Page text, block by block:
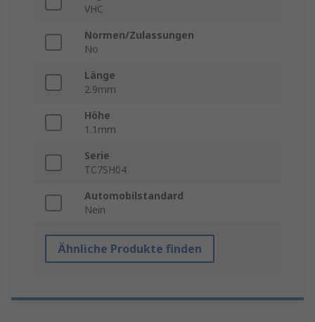
VHC
Normen/Zulassungen
No
Länge
2.9mm
Höhe
1.1mm
Serie
TC7SH04
Automobilstandard
Nein
Ähnliche Produkte finden